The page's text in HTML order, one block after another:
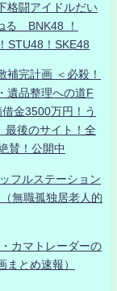
闘アイドルだい
る BNK48 ！
STU48！SKE48
補完計画 ＜必殺！
遺品整理への道F
金3500万円！う
最後のサイト！全
賛！公開中
フルステーション
無職孤独居老人的
カマトレーダーの
とめ速報）